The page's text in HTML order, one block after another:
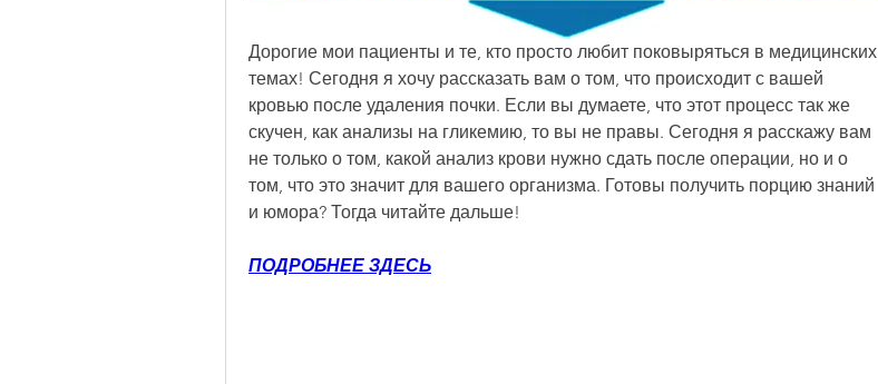
Дорогие мои пациенты и те, кто просто любит поковыряться в медицинских
темах! Сегодня я хочу рассказать вам о том, что происходит с вашей
кровью после удаления почки. Если вы думаете, что этот процесс так же
скучен, как анализы на гликемию, то вы не правы. Сегодня я расскажу вам
не только о том, какой анализ крови нужно сдать после операции, но и о
том, что это значит для вашего организма. Готовы получить порцию знаний
и юмора? Тогда читайте дальше!
ПОДРОБНЕЕ ЗДЕСЬ